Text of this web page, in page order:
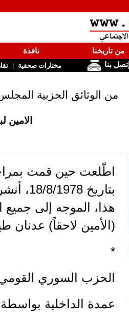
من تاريخنا نافذة
إتصل بنا مختارات صحفية |
من الوثائق الحزبية
الامين
هذا، الموجه إلى جميع
(الأمين لاحقاً) عدنان
*
الحزب السوري القومي
عمدة الداخلية بواسطة